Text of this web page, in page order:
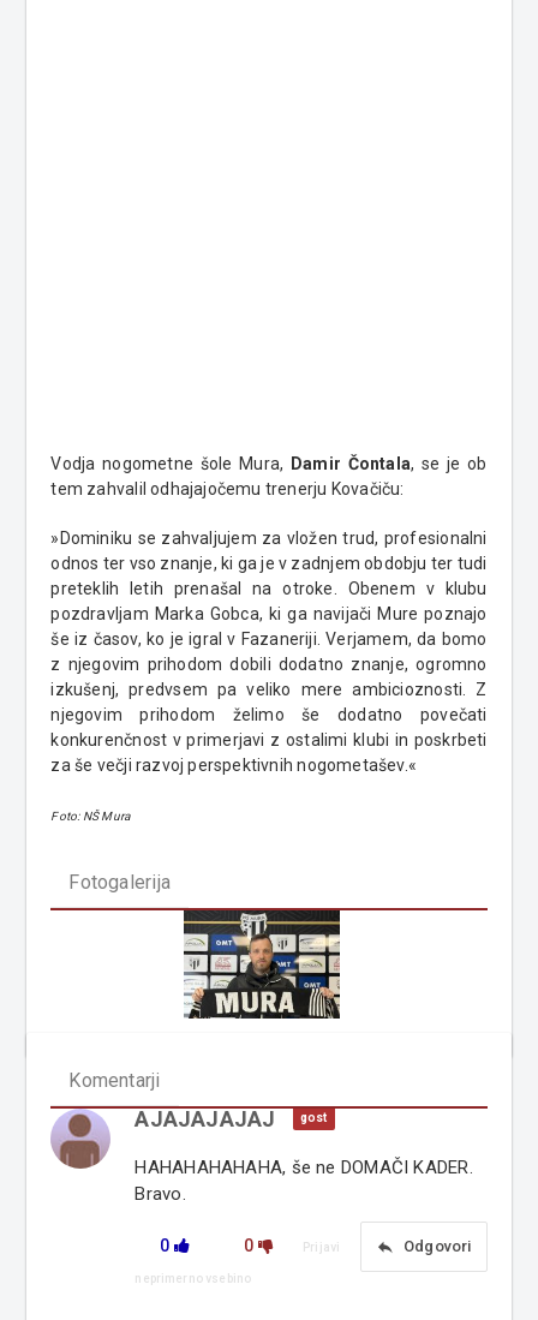
Vodja nogometne šole Mura, Damir Čontala, se je ob
tem zahvalil odhajajočemu trenerju Kovačiču:
»Dominiku se zahvaljujem za vložen trud, profesionalni
odnos ter vso znanje, ki ga je v zadnjem obdobju ter tudi
preteklih letih prenašal na otroke. Obenem v klubu
pozdravljam Marka Gobca, ki ga navijači Mure poznajo
še iz časov, ko je igral v Fazaneriji. Verjamem, da bomo
z njegovim prihodom dobili dodatno znanje, ogromno
izkušenj, predvsem pa veliko mere ambicioznosti. Z
njegovim prihodom želimo še dodatno povečati
konkurenčnost v primerjavi z ostalimi klubi in poskrbeti
za še večji razvoj perspektivnih nogometašev.«
Foto: NŠ Mura
Fotogalerija
Komentarji
AJAJAJAJAJ gost
HAHAHAHAHAHA, še ne DOMAČI KADER.
Bravo.
0 0 reply Odgovori
Prijavi
neprimerno vsebino